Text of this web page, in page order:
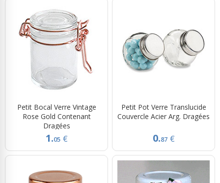
Petit Bocal Verre Vintage
Rose Gold Contenant
Dragées
1.05 €
Petit Pot Verre Translucide
Couvercle Acier Arg. Dragées
0.87 €